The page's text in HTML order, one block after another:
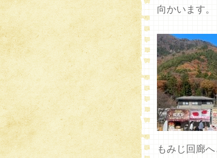
向かいます。
もみじ回廊